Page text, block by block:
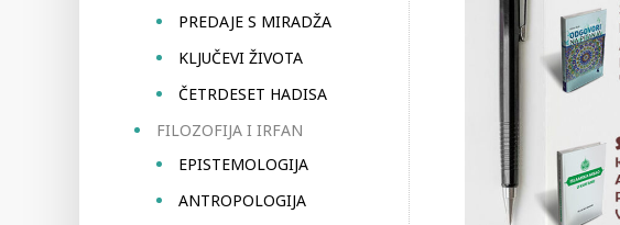
PREDAJE S MIRADŽA
KLJUČEVI ŽIVOTA
ČETRDESET HADISA
FILOZOFIJA I IRFAN
EPISTEMOLOGIJA
ANTROPOLOGIJA